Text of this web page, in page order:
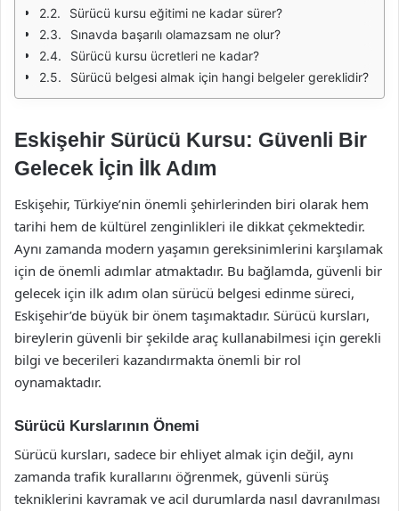
Sürücü kursu eğitimi ne kadar sürer?
Sınavda başarılı olamazsam ne olur?
Sürücü kursu ücretleri ne kadar?
Sürücü belgesi almak için hangi belgeler gereklidir?
Eskişehir Sürücü Kursu: Güvenli Bir
Gelecek İçin İlk Adım
Eskişehir, Türkiye’nin önemli şehirlerinden biri olarak hem
tarihi hem de kültürel zenginlikleri ile dikkat çekmektedir.
Aynı zamanda modern yaşamın gereksinimlerini karşılamak
için de önemli adımlar atmaktadır. Bu bağlamda, güvenli bir
gelecek için ilk adım olan sürücü belgesi edinme süreci,
Eskişehir’de büyük bir önem taşımaktadır. Sürücü kursları,
bireylerin güvenli bir şekilde araç kullanabilmesi için gerekli
bilgi ve becerileri kazandırmakta önemli bir rol
oynamaktadır.
Sürücü Kurslarının Önemi
Sürücü kursları, sadece bir ehliyet almak için değil, aynı
zamanda trafik kurallarını öğrenmek, güvenli sürüş
tekniklerini kavramak ve acil durumlarda nasıl davranılması